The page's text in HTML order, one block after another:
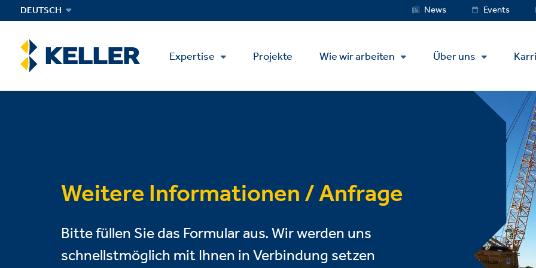
to
content
DEUTSCH Service
MenuNews Events
Main
Menu
Expertise Projekte Wie wir arbeiten Über uns
Weitere Informationen / Anfrage
Bitte füllen Sie das Formular aus. Wir werden uns
schnellstmöglich mit Ihnen in Verbindung setzen